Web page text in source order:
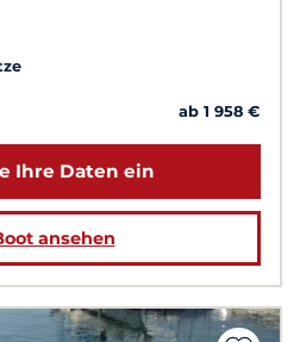
ab 1 958 €
Ihre Daten ein
ansehen